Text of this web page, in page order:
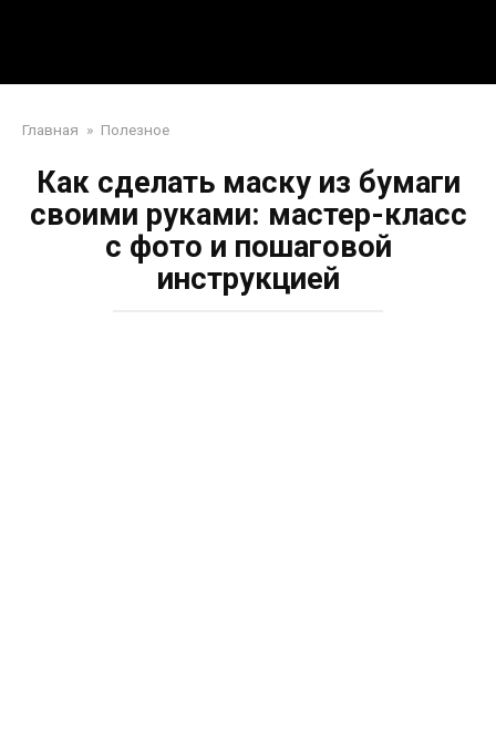
Главная » Полезное
Как сделать маску из бумаги
своими руками: мастер-класс
с фото и пошаговой
инструкцией